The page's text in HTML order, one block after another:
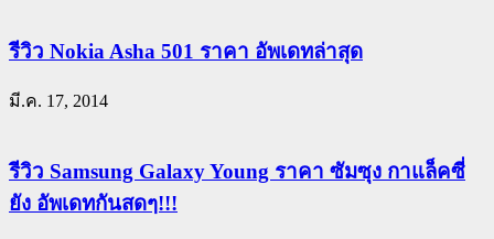
รีวิว Nokia Asha 501 ราคา อัพเดทล่าสุด
มี.ค. 17, 2014
รีวิว Samsung Galaxy Young ราคา ซัมซุง กาแล็คซี่
ยัง อัพเดทกันสดๆ!!!